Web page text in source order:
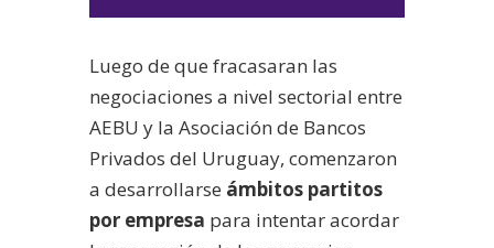
Luego de que fracasaran las
negociaciones a nivel sectorial entre
AEBU y la Asociación de Bancos
Privados del Uruguay, comenzaron
a desarrollarse ámbitos partitos
por empresa para intentar acordar